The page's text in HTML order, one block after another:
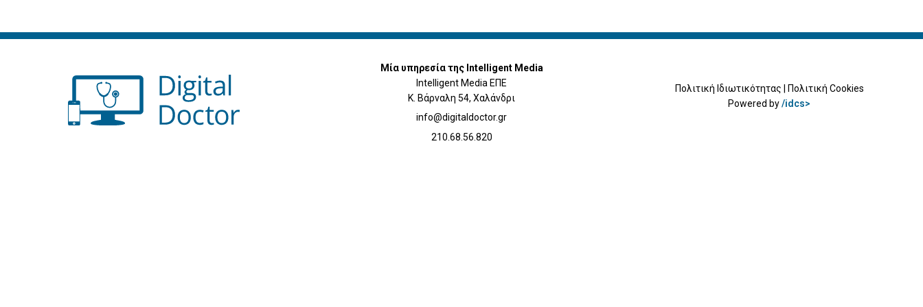
Μία υπηρεσία της Intelligent Media
Intelligent Media ΕΠΕ
Κ. Βάρναλη 54, Χαλάνδρι
info@digitaldoctor.gr
210.68.56.820
Πολιτική Ιδιωτικότητας
Πολιτική Cookies
Powered by/idcs>